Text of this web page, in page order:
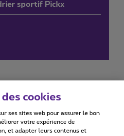
sportif Pickx
Accessibility statement
cookies
ses sites web pour assurer le bon
votre expérience de
et adapter leurs contenus et